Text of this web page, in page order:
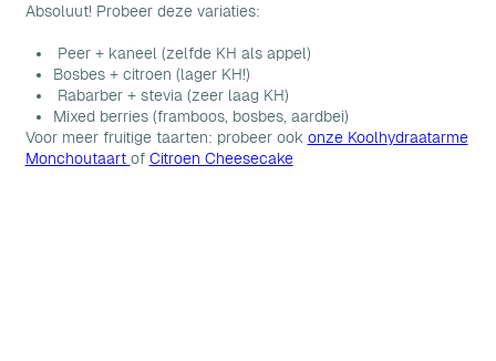
Absoluut! Probeer deze variaties:
Peer + kaneel (zelfde KH als appel)
Bosbes + citroen (lager KH!)
Rabarber + stevia (zeer laag KH)
Mixed berries (framboos, bosbes, aardbei)
Voor meer fruitige taarten: probeer ook onze Koolhydraatarme
Monchoutaart of Citroen Cheesecake